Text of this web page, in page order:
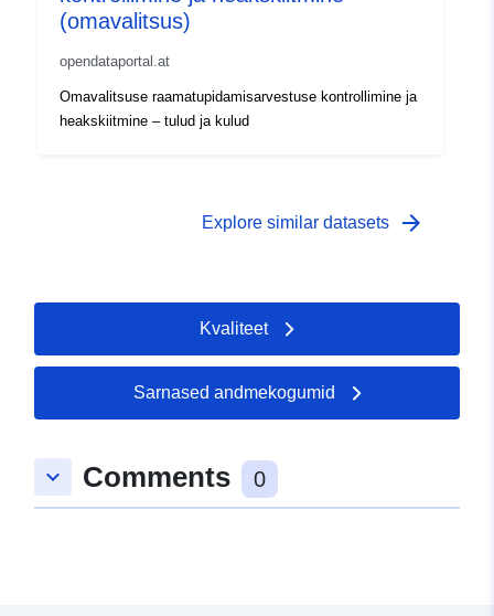
(omavalitsus)
opendataportal.at
Omavalitsuse raamatupidamisarvestuse kontrollimine ja
heakskiitmine – tulud ja kulud
Explore similar datasets arrow_forward
Kvaliteet
Sarnased andmekogumid
keyboard_arrow_down Comments 0